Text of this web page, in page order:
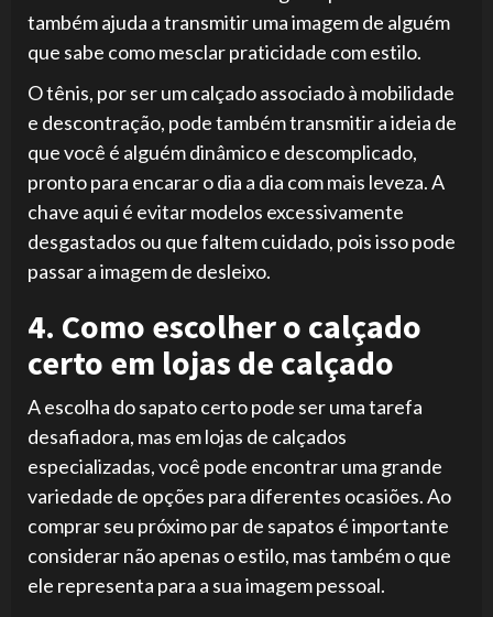
também ajuda a transmitir uma imagem de alguém
que sabe como mesclar praticidade com estilo.
O tênis, por ser um calçado associado à mobilidade
e descontração, pode também transmitir a ideia de
que você é alguém dinâmico e descomplicado,
pronto para encarar o dia a dia com mais leveza. A
chave aqui é evitar modelos excessivamente
desgastados ou que faltem cuidado, pois isso pode
passar a imagem de desleixo.
4. Como escolher o calçado
certo em lojas de calçado
A escolha do sapato certo pode ser uma tarefa
desafiadora, mas em lojas de calçados
especializadas, você pode encontrar uma grande
variedade de opções para diferentes ocasiões. Ao
comprar seu próximo par de sapatos é importante
considerar não apenas o estilo, mas também o que
ele representa para a sua imagem pessoal.